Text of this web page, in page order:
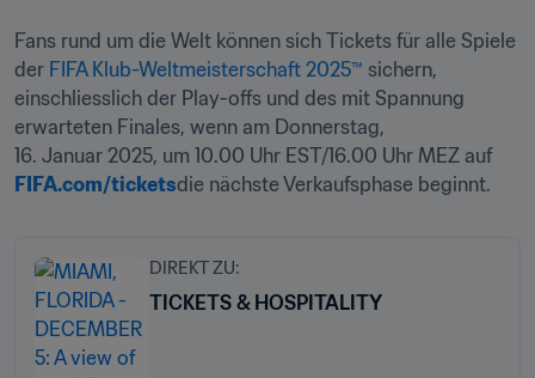
Fans rund um die Welt können sich Tickets für alle Spiele
der FIFA Klub-Weltmeisterschaft 2025™ sichern,
einschliesslich der Play-offs und des mit Spannung
erwarteten Finales, wenn am Donnerstag,
16. Januar 2025, um 10.00 Uhr EST/16.00 Uhr MEZ auf
FIFA.com/ticketsdie nächste Verkaufsphase beginnt.
DIREKT ZU:
TICKETS & HOSPITALITY